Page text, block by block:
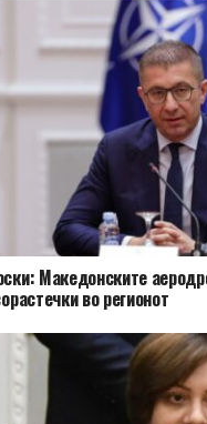
Македонските
во регионот